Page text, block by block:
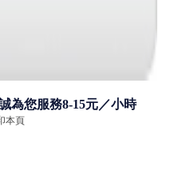
為您服務8-15元／小時
本頁